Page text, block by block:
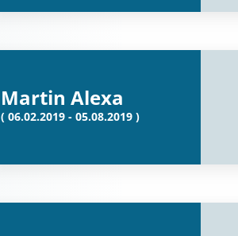
Martin Alexa
( 06.02.2019 - 05.08.2019 )